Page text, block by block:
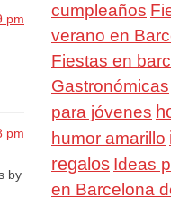
pm
pm
by
cumpleaños
verano en
Fiestas en
Gastronómicas
para jóvenes
humor amarillo
regalos Ideas
en Barcelona